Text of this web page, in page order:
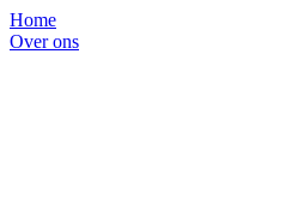
Home
Over ons